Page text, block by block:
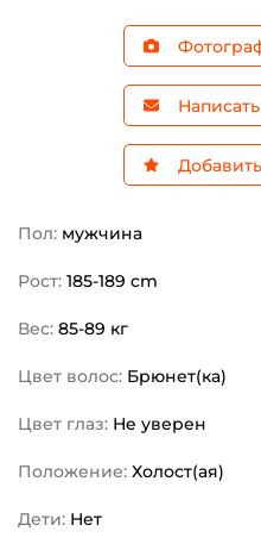
Пол: мужчина
Рост: 185-189 cm
Вес: 85-89 кг
Цвет волос: Брюнет(ка)
Цвет глаз: Не уверен
Положение: Холост(ая)
Дети: Нет